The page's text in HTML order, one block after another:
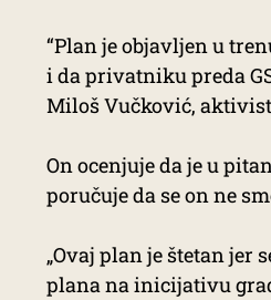
“Plan je objavljen u
i da privatniku preda
Miloš Vučković,
On ocenjuje da je u
poručuje da se on ne
„Ovaj plan je štetan jer
plana na inicijativu